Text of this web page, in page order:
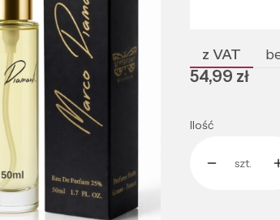
z VAT
Cena
54,99 zł
Ilość
szt.